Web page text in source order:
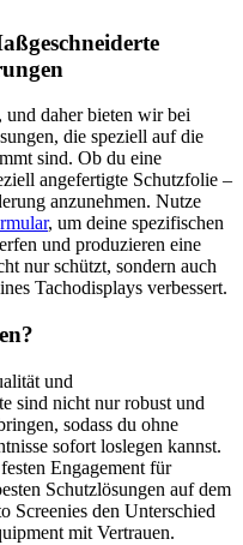
daher bieten wir bei
die speziell auf die
sind. Ob du eine
angefertigte Schutzfolie –
anzunehmen. Nutze
, um deine spezifischen
und produzieren eine
nur schützt, sondern auch
Tachodisplays verbessert.
und
sind nicht nur robust und
sodass du ohne
sofort loslegen kannst.
Engagement für
Schutzlösungen auf dem
Screenies den Unterschied
mit Vertrauen.